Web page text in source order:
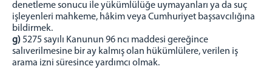
denetleme sonucu ile yükümlülüğe uymayanları ya da suç
işleyenleri mahkeme, hâkim veya Cumhuriyet başsavcılığına
bildirmek.
g)5275 sayılı Kanunun 96 ncı maddesi gereğince
salıverilmesine bir ay kalmış olan hükümlülere, verilen iş
arama izni süresince yardımcı olmak.